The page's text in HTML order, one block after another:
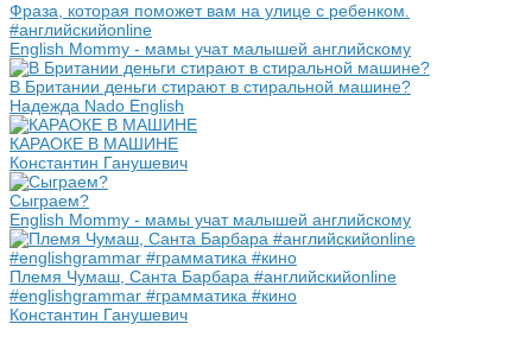
Фраза, которая поможет вам на улице с ребенком.
#английскийonline
English Mommy - мамы учат малышей английскому
В Британии деньги стирают в стиральной машине?
Надежда Nado English
КАРАОКЕ В МАШИНЕ
Константин Ганушевич
Сыграем?
English Mommy - мамы учат малышей английскому
Племя Чумаш, Санта Барбара #английскийonline
#englishgrammar #грамматика #кино
Константин Ганушевич